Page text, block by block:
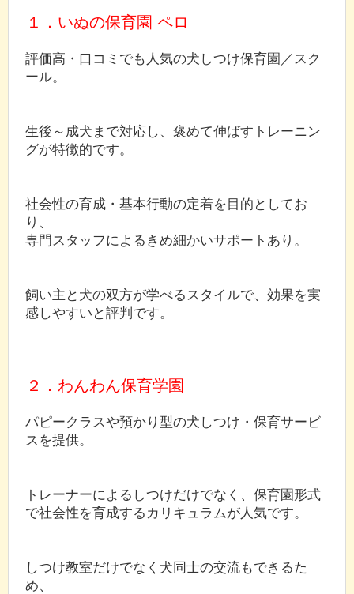
１．いぬの保育園 ペロ
評価高・口コミでも人気の犬しつけ保育園／スク
ール。
生後～成犬まで対応し、褒めて伸ばすトレーニン
グが特徴的です。
社会性の育成・基本行動の定着を目的としてお
り、
専門スタッフによるきめ細かいサポートあり。
飼い主と犬の双方が学べるスタイルで、効果を実
感しやすいと評判です。
２．わんわん保育学園
パピークラスや預かり型の犬しつけ・保育サービ
スを提供。
トレーナーによるしつけだけでなく、保育園形式
で社会性を育成するカリキュラムが人気です。
しつけ教室だけでなく犬同士の交流もできるた
め、